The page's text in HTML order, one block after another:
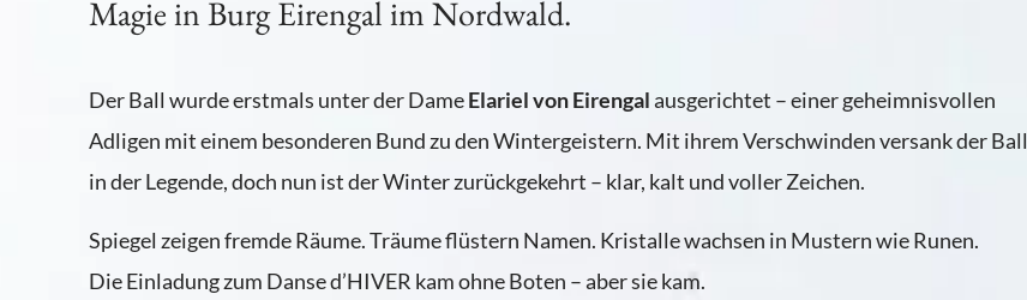
Magie in Burg Eirengal im Nordwald.
Der Ball wurde erstmals unter der DameElariel von Eirengalausgerichtet – einer geheimnisvollen
Adligen mit einem besonderen Bund zu den Wintergeistern. Mit ihrem Verschwinden versank der Ball
in der Legende, doch nun ist der Winter zurückgekehrt – klar, kalt und voller Zeichen.
Spiegel zeigen fremde Räume. Träume flüstern Namen. Kristalle wachsen in Mustern wie Runen.
Die Einladung zum Danse d’HIVER kam ohne Boten – aber sie kam.